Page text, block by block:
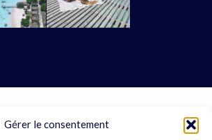
Gérer le consentement